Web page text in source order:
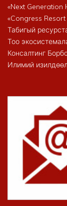
«Next Generation
«Congress
Табигый
Тоо
Консалтинг
Илимий